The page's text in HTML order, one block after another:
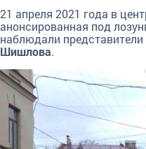
21 апреля 2021 года в
анонсированная под
наблюдали
Шишлова.